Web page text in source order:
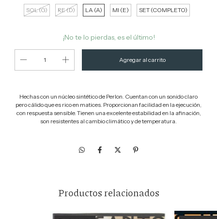
SOL (G)
RE (D) LA (A) MI (E) SET (COMPLETO)
¡No te lo pierdas, es el último!
Hechas con un núcleo sintético de Perlon. Cuentan con un sonido claro
pero cálido que es rico en matices. Proporcionan facilidad en la ejecución,
con respuesta sensible. Tienen una excelente estabilidad en la afinación,
son resistentes al cambio climático y de temperatura.
Productos relacionados